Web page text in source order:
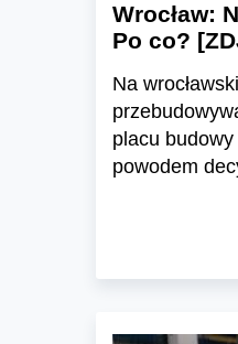
Wrocław:
Po co?
Na
placu budowy
powodem